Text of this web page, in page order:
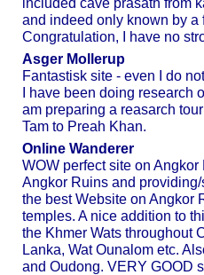
and indeed only known by
Congratulation, I have no
Asger Mollerup
Fantastisk site - even I do
I have been doing research
am preparing a reasarch
Tam to Preah Khan.
Online Wanderer
WOW perfect site on
Angkor Ruins and
the best Website on Angkor
temples. A nice addition to
the Khmer Wats throughout
Lanka, Wat Ounalom etc.
and Oudong. VERY GOOD